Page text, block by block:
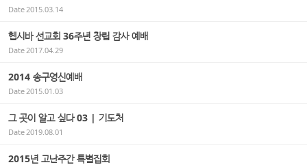
Date2015.03.14
헵시바 선교회 36주년 창립 감사 예배
Date2017.04.29
2014 송구영신예배
Date2015.01.03
그 곳이 알고 싶다 03 | 기도처
Date2019.08.01
2015년 고난주간 특별집회